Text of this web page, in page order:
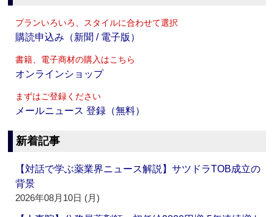
プランいろいろ、スタイルに合わせて選択
購読申込み（新聞 / 電子版）
書籍、電子商材の購入はこちら
オンラインショップ
まずはご登録ください
メールニュース 登録（無料）
新着記事
【対話で学ぶ薬業界ニュース解説】サツドラTOB成立の
背景
2026年08月10日 (月)